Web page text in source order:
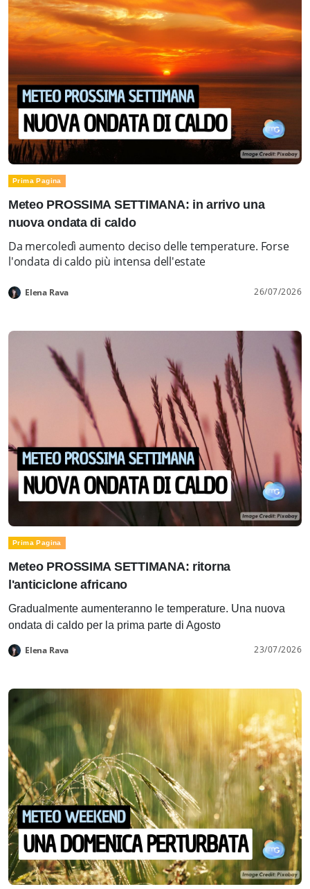
Prima Pagina
Meteo PROSSIMA SETTIMANA: in arrivo una
nuova ondata di caldo
Da mercoledì aumento deciso delle temperature. Forse
l'ondata di caldo più intensa dell'estate
Elena Rava 26/07/2026
Prima Pagina
Meteo PROSSIMA SETTIMANA: ritorna
l'anticiclone africano
Gradualmente aumenteranno le temperature. Una nuova
ondata di caldo per la prima parte di Agosto
Elena Rava 23/07/2026